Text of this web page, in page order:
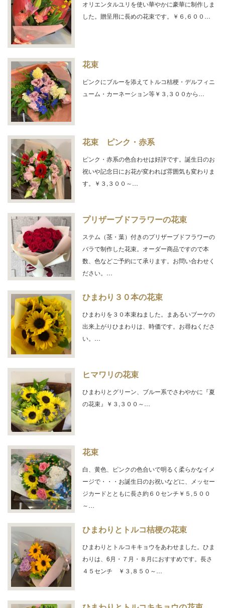
オリエンタルユリを使い華やかに豪華に制作しま
した。贈呈用に長めの花束です。￥６,６００…
花束
ピンクにブルーを添えてトルコ桔梗・デルフィニ
ューム・カーネーション等￥３,３００から…
花束 ピンク・赤系
ピンク・赤系の色合わせは好評です。誕生日のお
祝いや記念日にお花が変われば雰囲気も変わりま
す。￥３,３００～…
プリザーブドフラワーの花束
ステム（茎・葉）付きのプリザーブドフラワーの
バラで制作した花束。オーダー商品ですので本
数、色などご予約にて承ります。お問い合わせく
ださい。…
ひまわり３０本の花束
ひまわりを３０本束ねました。まあるいブーケの
出来上がりひまわりは、時価です。お尋ねくださ
い。…
ヒマワリの花束
ひまわりとグリーン、ブルー系でさわやかに『夏
の花束』￥３,３００～…
花束
白、黄色、ピンクの色合いで明るく柔らかなイメ
ージで・・・お誕生日のお祝いなどに、メッセー
ジカードとともに長さ約６０センチ￥５,５００
～…
ひまわりとトルコ桔梗の花束
ひまわりとトルコキキョウをあわせました。ひま
わりは、6月・７月・８月におすすめです。長さ
４５センチ ￥３,８５０～…